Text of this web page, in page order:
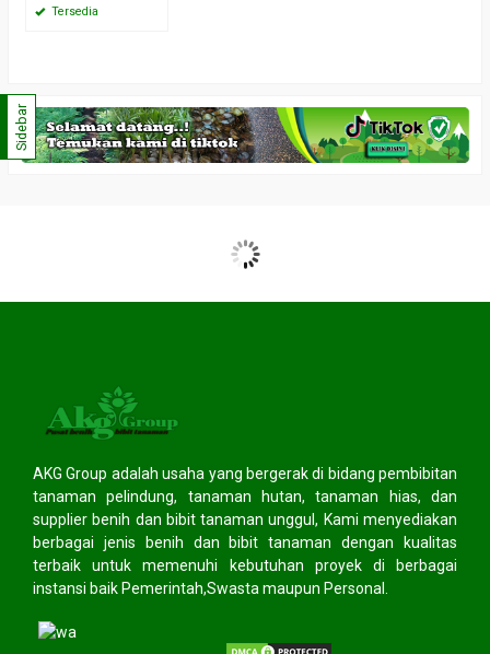
Tersedia
Sidebar
AKG Group adalah usaha yang bergerak di bidang pembibitan
tanaman pelindung, tanaman hutan, tanaman hias, dan
supplier benih dan bibit tanaman unggul, Kami menyediakan
berbagai jenis benih dan bibit tanaman dengan kualitas
terbaik untuk memenuhi kebutuhan proyek di berbagai
instansi baik Pemerintah,Swasta maupun Personal.